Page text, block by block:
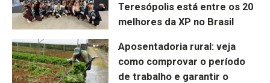
Teresópolis está entre os 20
melhores da XP no Brasil
Aposentadoria rural: veja
como comprovar o período
de trabalho e garantir o